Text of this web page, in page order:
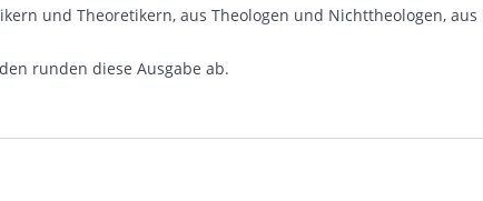
und Theoretikern, aus Theologen und Nichttheologen,
runden diese Ausgabe ab.